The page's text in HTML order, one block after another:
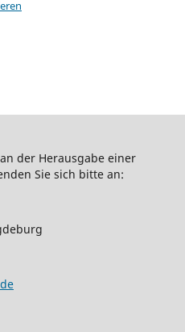
der Herausgabe einer
Sie sich bitte an: